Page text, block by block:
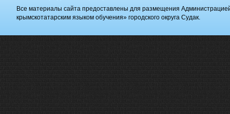
Все материалы сайта предоставлены для размещения
крымскотатарским языком обучения» городского округа Судак.